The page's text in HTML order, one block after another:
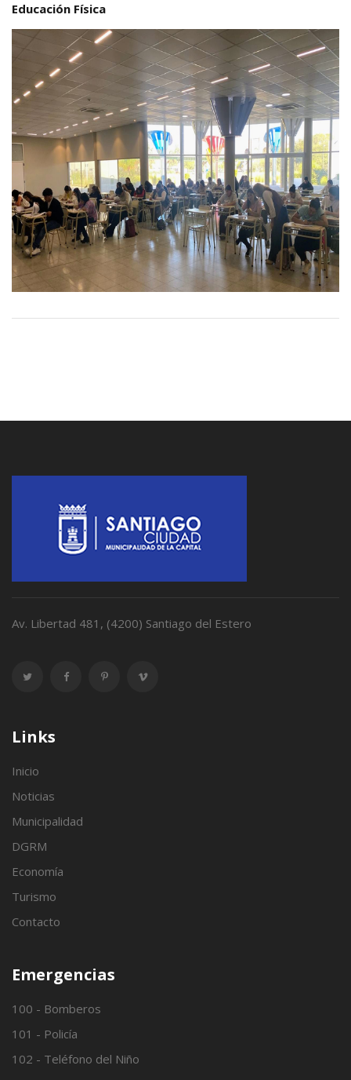
Educación Física
Av. Libertad 481, (4200) Santiago del Estero
Links
Inicio
Noticias
Municipalidad
DGRM
Economía
Turismo
Contacto
Emergencias
100 - Bomberos
101 - Policía
102 - Teléfono del Niño